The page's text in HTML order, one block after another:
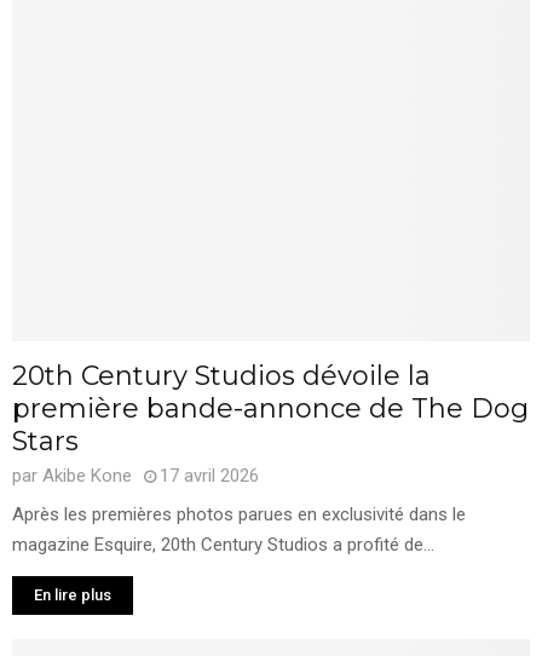
20th Century Studios dévoile la
première bande-annonce de The Dog
Stars
par Akibe Kone
17 avril 2026
Après les premières photos parues en exclusivité dans le
magazine Esquire, 20th Century Studios a profité de...
En lire plus